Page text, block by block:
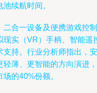
续航时间。
合一设备及便携游戏控制
现实（VR）手柄、智能遥
持。行业分析师指出，安
薄、更智能的方向演进，
的40%份额。